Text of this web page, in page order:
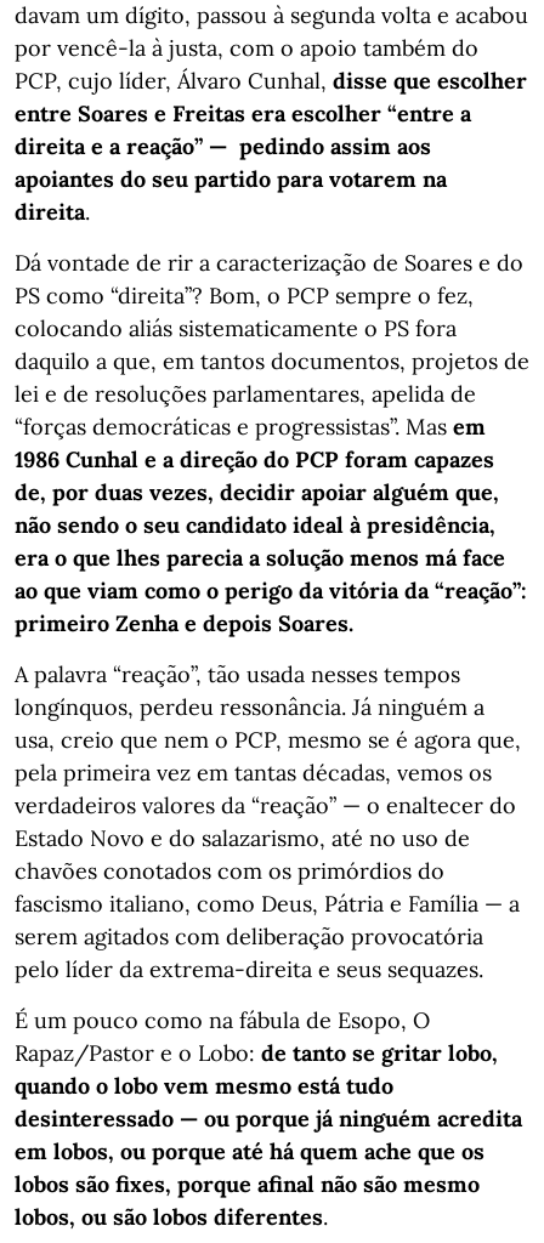
davam um dígito, passou à segunda volta e acabou
por vencê-la à justa, com o apoio também do
PCP, cujo líder, Álvaro Cunhal, disse que escolher
entre Soares e Freitas era escolher “entre a
direita e a reação” — pedindo assim aos
apoiantes do seu partido para votarem na
direita.
Dá vontade de rir a caracterização de Soares e do
PS como “direita”? Bom, o PCP sempre o fez,
colocando aliás sistematicamente o PS fora
daquilo a que, em tantos documentos, projetos de
lei e de resoluções parlamentares, apelida de
“forças democráticas e progressistas”. Mas em
1986 Cunhal e a direção do PCP foram capazes
de, por duas vezes, decidir apoiar alguém que,
não sendo o seu candidato ideal à presidência,
era o que lhes parecia a solução menos má face
ao que viam como o perigo da vitória da “reação”:
primeiro Zenha e depois Soares.
A palavra “reação”, tão usada nesses tempos
longínquos, perdeu ressonância. Já ninguém a
usa, creio que nem o PCP, mesmo se é agora que,
pela primeira vez em tantas décadas, vemos os
verdadeiros valores da “reação” — o enaltecer do
Estado Novo e do salazarismo, até no uso de
chavões conotados com os primórdios do
fascismo italiano, como Deus, Pátria e Família — a
serem agitados com deliberação provocatória
pelo líder da extrema-direita e seus sequazes.
É um pouco como na fábula de Esopo, O
Rapaz/Pastor e o Lobo: de tanto se gritar lobo,
quando o lobo vem mesmo está tudo
desinteressado — ou porque já ninguém acredita
em lobos, ou porque até há quem ache que os
lobos são fixes, porque afinal não são mesmo
lobos, ou são lobos diferentes.